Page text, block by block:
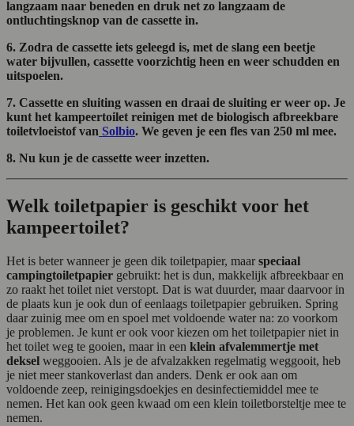
langzaam naar beneden en druk net zo langzaam de
ontluchtingsknop van de cassette in.
6. Zodra de cassette iets geleegd is, met de slang een beetje
water bijvullen, cassette voorzichtig heen en weer schudden en
uitspoelen.
7. Cassette en sluiting wassen en draai de sluiting er weer op. Je
kunt het kampeertoilet reinigen met de biologisch afbreekbare
toiletvloeistof van Solbio. We geven je een fles van 250 ml mee.
8. Nu kun je de cassette weer inzetten.
Welk toiletpapier is geschikt voor het
kampeertoilet?
Het is beter wanneer je geen dik toiletpapier, maar speciaal
campingtoiletpapier gebruikt: het is dun, makkelijk afbreekbaar en
zo raakt het toilet niet verstopt. Dat is wat duurder, maar daarvoor in
de plaats kun je ook dun of eenlaags toiletpapier gebruiken. Spring
daar zuinig mee om en spoel met voldoende water na: zo voorkom
je problemen. Je kunt er ook voor kiezen om het toiletpapier niet in
het toilet weg te gooien, maar in een klein afvalemmertje met
deksel weggooien. Als je de afvalzakken regelmatig weggooit, heb
je niet meer stankoverlast dan anders. Denk er ook aan om
voldoende zeep, reinigingsdoekjes en desinfectiemiddel mee te
nemen. Het kan ook geen kwaad om een klein toiletborsteltje mee te
nemen.